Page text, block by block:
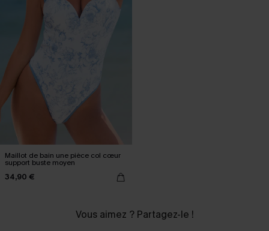
Maillot de bain une pièce col cœur
support buste moyen
34,90 €
Vous aimez ? Partagez-le !